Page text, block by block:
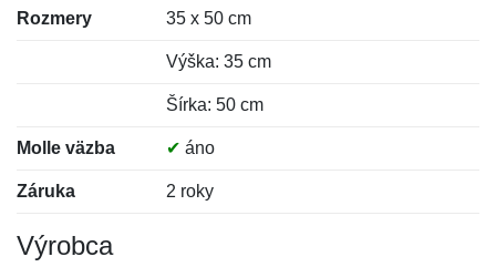
Rozmery 35 x 50 cm
Výška: 35 cm
Šírka: 50 cm
Molle väzba ✔ áno
Záruka 2 roky
Výrobca